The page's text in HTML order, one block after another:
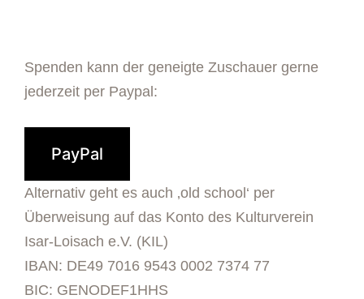
Spenden kann der geneigte Zuschauer gerne
jederzeit per Paypal:
PayPal
Alternativ geht es auch ‚old school‘ per
Überweisung auf das Konto des Kulturverein
Isar-Loisach e.V. (KIL)
IBAN: DE49 7016 9543 0002 7374 77
BIC: GENODEF1HHS